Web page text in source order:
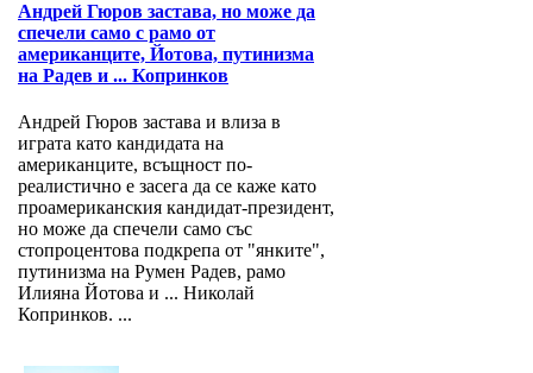
Андрей Гюров застава, но може да
спечели само с рамо от
американците, Йотова, путинизма
на Радев и ... Копринков
Андрей Гюров застава и влиза в
играта като кандидата на
американците, всъщност по-
реалистично е засега да се каже като
проамериканския кандидат-президент,
но може да спечели само със
стопроцентова подкрепа от "янките",
путинизма на Румен Радев, рамо
Илияна Йотова и ... Николай
Копринков. ...